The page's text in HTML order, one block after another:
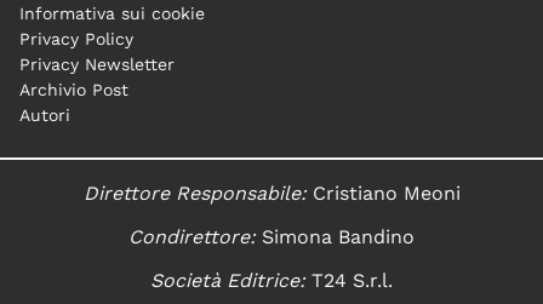
Informativa sui cookie
Privacy Policy
Privacy Newsletter
Archivio Post
Autori
Direttore Responsabile:Cristiano Meoni
Condirettore:Simona Bandino
Società Editrice:T24 S.r.l.